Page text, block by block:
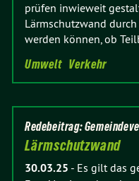
prüfen inwieweit
Lärmschutzwand
werden können, ob
Umwelt Verkehr
Redebeitrag:
Lärmschutzwand
30.03.25 - Es gilt das